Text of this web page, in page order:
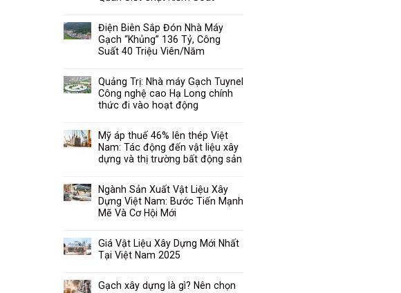
Điện Biên Sắp Đón Nhà Máy
Gạch “Khủng” 136 Tỷ, Công
Suất 40 Triệu Viên/Năm
Quảng Trị: Nhà máy Gạch Tuynel
Công nghệ cao Hạ Long chính
thức đi vào hoạt động
Mỹ áp thuế 46% lên thép Việt
Nam: Tác động đến vật liệu xây
dựng và thị trường bất động sản
Ngành Sản Xuất Vật Liệu Xây
Dựng Việt Nam: Bước Tiến Mạnh
Mẽ Và Cơ Hội Mới
Giá Vật Liệu Xây Dựng Mới Nhất
Tại Việt Nam 2025
Gạch xây dựng là gì? Nên chọn